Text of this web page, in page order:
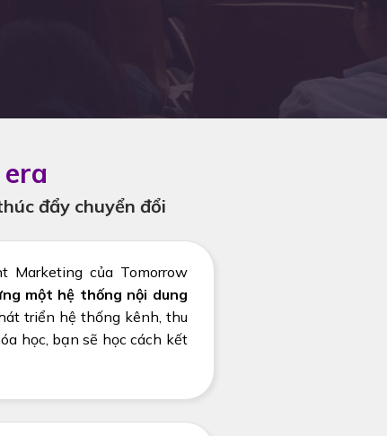
đẩy chuyển đổi
của Tomorrow
một hệ thống nội dung
triển hệ thống kênh, thu
học, bạn sẽ học cách kết